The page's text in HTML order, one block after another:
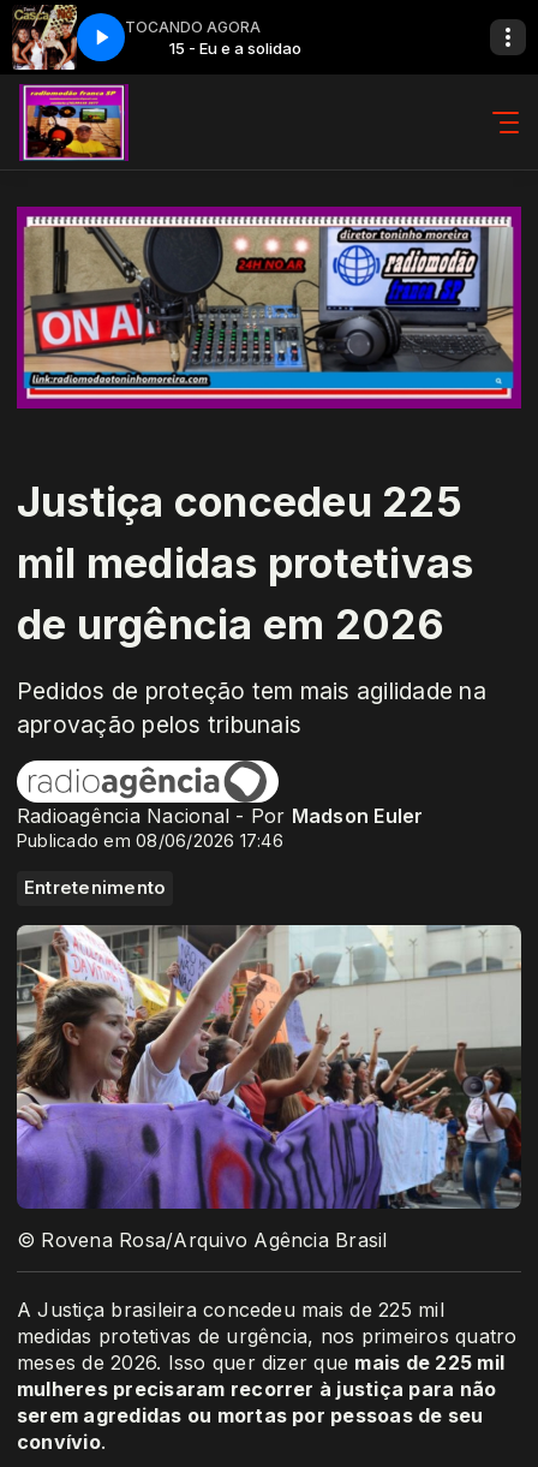
TOCANDO AGORA
15 - Eu e a solidao
Justiça concedeu 225
mil medidas protetivas
de urgência em 2026
Pedidos de proteção tem mais agilidade na
aprovação pelos tribunais
Radioagência Nacional - Por Madson Euler
Publicado em 08/06/2026 17:46
Entretenimento
© Rovena Rosa/Arquivo Agência Brasil
A Justiça brasileira concedeu mais de 225 mil
medidas protetivas de urgência, nos primeiros quatro
meses de 2026. Isso quer dizer que mais de 225 mil
mulheres precisaram recorrer à justiça para não
serem agredidas ou mortas por pessoas de seu
convívio.